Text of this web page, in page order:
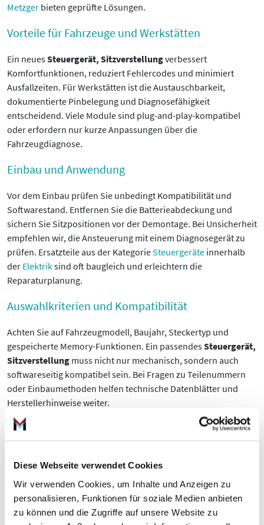
Diese Webseite verwendet Cookies
Wir verwenden Cookies, um Inhalte und Anzeigen zu
personalisieren, Funktionen für soziale Medien anbieten
zu können und die Zugriffe auf unsere Website zu
Metzger bieten geprüfte Lösungen.
Vorteile für Fahrzeuge und Werkstätten
Ein neuesSteuergerät, Sitzverstellungverbessert
Komfortfunktionen, reduziert Fehlercodes und minimiert
Ausfallzeiten. Für Werkstätten ist die Austauschbarkeit,
dokumentierte Pinbelegung und Diagnosefähigkeit
entscheidend. Viele Module sind plug-and-play-kompatibel
oder erfordern nur kurze Anpassungen über die
Fahrzeugdiagnose.
Einbau und Anwendung
Vor dem Einbau prüfen Sie unbedingt Kompatibilität und
Softwarestand. Entfernen Sie die Batterieabdeckung und
sichern Sie Sitzpositionen vor der Demontage. Bei Unsicherheit
empfehlen wir, die Ansteuerung mit einem Diagnosegerät zu
prüfen. Ersatzteile aus der KategorieSteuergeräte innerhalb
der Elektriksind oft baugleich und erleichtern die
Reparaturplanung.
Auswahlkriterien und Kompatibilität
Achten Sie auf Fahrzeugmodell, Baujahr, Steckertyp und
gespeicherte Memory-Funktionen. Ein passendesSteuergerät,
Sitzverstellung muss nicht nur mechanisch, sondern auch
softwareseitig kompatibel sein. Bei Fragen zu Teilenummern
oder Einbaumethoden helfen technische Datenblätter und
Herstellerhinweise weiter.
Bestellen Sie passende Module oder kontaktieren Sie unseren
Ersatzteil.
Häufige Fragen zu Steuergerät, Sitzverstellung